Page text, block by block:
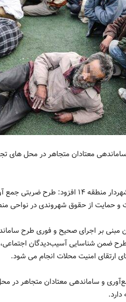
معتادان متجاهر در محل های
به گزارش نبض تهران، امیر یزدی شهردار
و حمایت از حقوق شهروندی در نواحی
مبنی بر اجرای صحیح و فوری طرح
ضمن شناسایی آسیب‌دیدگان اجتماعی،
ارتقای امنیت محلات انجام می شود.
و ساماندهی معتادان متجاهر در